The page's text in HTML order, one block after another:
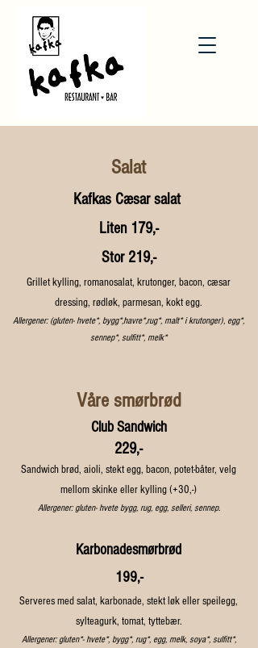
Salat
Kafkas Cæsar salat
Liten 179,-
Stor 219,-
Grillet kylling, romanosalat, krutonger, bacon, cæsar
dressing, rødløk, parmesan, kokt egg.
Allergener: (gluten- hvete*, bygg*,havre*,rug*, malt* i krutonger), egg*,
sennep*, sulfitt*, melk*
Våre smørbrød
Club Sandwich
229,-
Sandwich brød, aioli, stekt egg, bacon, potet-båter, velg
mellom skinke eller kylling (+30,-)
Allergener: gluten- hvete bygg, rug, egg, selleri, sennep.
Karbonadesmørbrød
199,-
Serveres med salat, karbonade, stekt løk eller speilegg,
sylteagurk, tomat, tyttebær.
Allergener: gluten*- hvete*, bygg*, rug*, egg, melk, soya*, sulfitt*,